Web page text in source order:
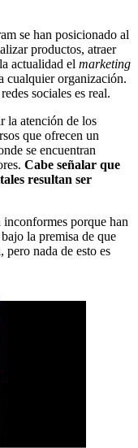
se han posicionado al
productos, atraer
actualidad el marketing
cualquier organización.
sociales es real.
la atención de los
que ofrecen un
se encuentran
Cabe señalar que
resultan ser
inconformes porque han
la premisa de que
nada de esto es